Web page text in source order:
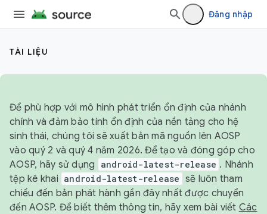
Đăng nhập
TÀI LIỆU
Để phù hợp với mô hình phát triển ổn định của nhánh
chính và đảm bảo tính ổn định của nền tảng cho hệ
sinh thái, chúng tôi sẽ xuất bản mã nguồn lên AOSP
vào quý 2 và quý 4 năm 2026. Để tạo và đóng góp cho
AOSP, hãy sử dụng
android-latest-release . Nhánh
tệp kê khai android-latest-release sẽ luôn tham
chiếu đến bản phát hành gần đây nhất được chuyển
đến AOSP. Để biết thêm thông tin, hãy xem bài viết Các